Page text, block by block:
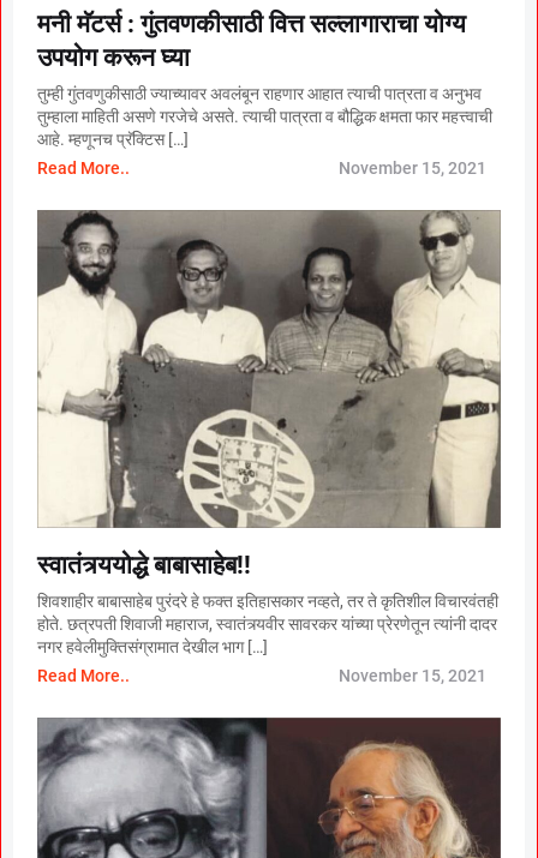
मनी मॅटर्स : गुंतवणकीसाठी वित्त सल्लागाराचा योग्य
उपयोग करून घ्या
तुम्ही गुंतवणुकीसाठी ज्याच्यावर अवलंबून राहणार आहात त्याची पात्रता व अनुभव
तुम्हाला माहिती असणे गरजेचे असते. त्याची पात्रता व बौद्धिक क्षमता फार महत्त्वाची
आहे. म्हणूनच प्रॅक्टिस […]
Read More..
November 15, 2021
स्वातंत्र्ययोद्धे बाबासाहेब!!
शिवशाहीर बाबासाहेब पुरंदरे हे फक्त इतिहासकार नव्हते, तर ते कृतिशील विचारवंतही
होते. छत्रपती शिवाजी महाराज, स्वातंत्र्यवीर सावरकर यांच्या प्रेरणेतून त्यांनी दादर
नगर हवेलीमुक्तिसंग्रामात देखील भाग […]
Read More..
November 15, 2021